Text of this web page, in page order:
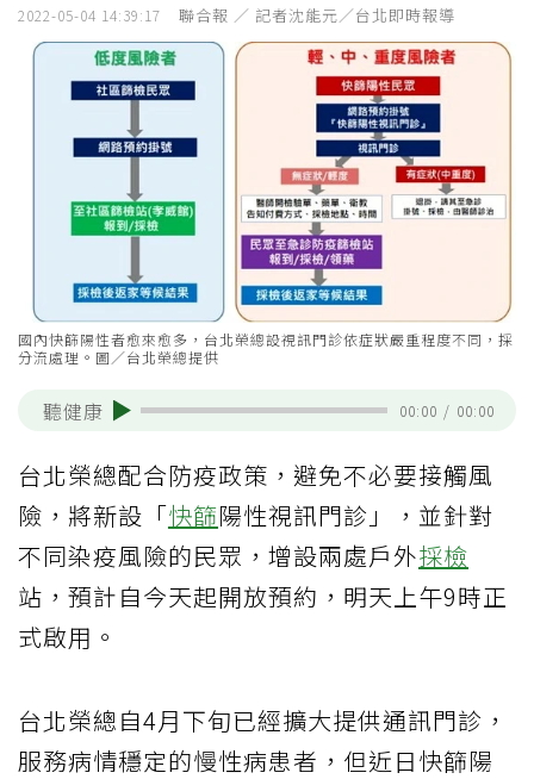
2022-05-04 14:39:17 聯合報 ／ 記者沈能元／台北即時報導
國內快篩陽性者愈來愈多，台北榮總設視訊門診依症狀嚴重程度不同，採
分流處理。圖／台北榮總提供
聽健康 00:00 / 00:00
台北榮總配合防疫政策，避免不必要接觸風
險，將新設「快篩陽性視訊門診」，並針對
不同染疫風險的民眾，增設兩處戶外採檢
站，預計自今天起開放預約，明天上午9時正
式啟用。
台北榮總自4月下旬已經擴大提供通訊門診，
服務病情穩定的慢性病患者，但近日快篩陽